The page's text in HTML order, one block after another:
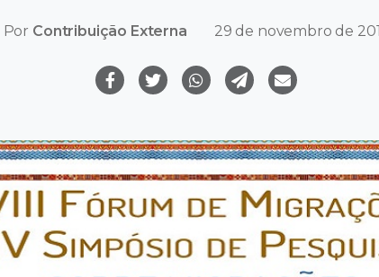
Por Contribuição Externa 29 de novembro de